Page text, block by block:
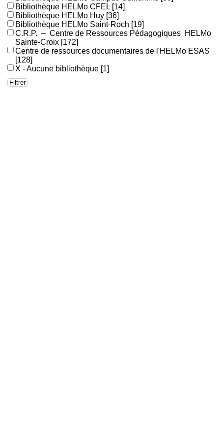
Bibliothèque HELMo CFEL [14]
Bibliothèque HELMo Huy [36]
Bibliothèque HELMo Saint-Roch [19]
C.R.P. – Centre de Ressources Pédagogiques HELMo
Sainte-Croix [172]
Centre de ressources documentaires de l'HELMo ESAS
[128]
X - Aucune bibliothèque [1]